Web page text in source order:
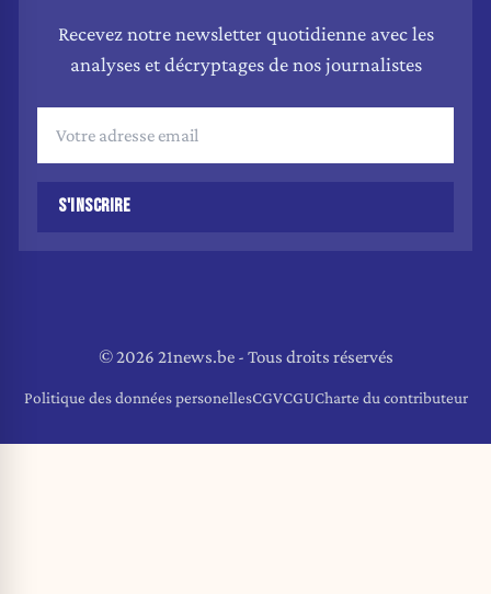
Recevez notre newsletter quotidienne avec les
analyses et décryptages de nos journalistes
S'INSCRIRE
© 2026 21news.be - Tous droits réservés
Politique des données personellesCGVCGUCharte du contributeur